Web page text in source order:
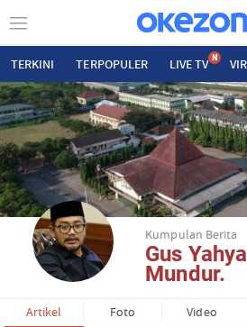
TERKINI TERPOPULER LIVE TV N
Kumpulan Berita
Gus
Mundur.
Artikel Foto Video